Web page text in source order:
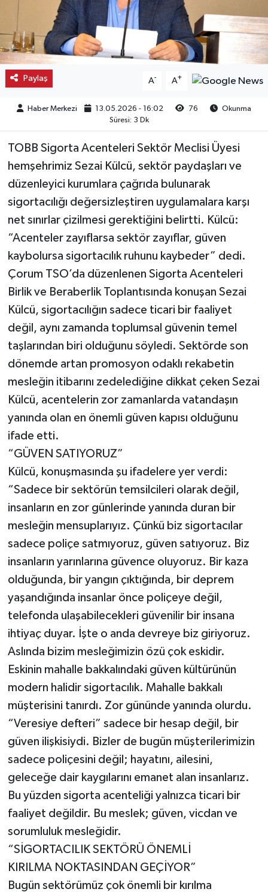
Paylaş A- A+
Haber Merkezi 13.05.2026 - 16:02 76
Okunma
Süresi: 3 Dk
TOBB Sigorta Acenteleri Sektör Meclisi Üyesi
hemşehrimiz Sezai Külcü, sektör paydaşları ve
düzenleyici kurumlara çağrıda bulunarak
sigortacılığı değersizleştiren uygulamalara karşı
net sınırlar çizilmesi gerektiğini belirtti. Külcü:
“Acenteler zayıflarsa sektör zayıflar, güven
kaybolursa sigortacılık ruhunu kaybeder” dedi.
Çorum TSO’da düzenlenen Sigorta Acenteleri
Birlik ve Beraberlik Toplantısında konuşan Sezai
Külcü, sigortacılığın sadece ticari bir faaliyet
değil, aynı zamanda toplumsal güvenin temel
taşlarından biri olduğunu söyledi. Sektörde son
dönemde artan promosyon odaklı rekabetin
mesleğin itibarını zedelediğine dikkat çeken Sezai
Külcü, acentelerin zor zamanlarda vatandaşın
yanında olan en önemli güven kapısı olduğunu
ifade etti.
“GÜVEN SATIYORUZ”
Külcü, konuşmasında şu ifadelere yer verdi:
“Sadece bir sektörün temsilcileri olarak değil,
insanların en zor günlerinde yanında duran bir
mesleğin mensuplarıyız. Çünkü biz sigortacılar
sadece poliçe satmıyoruz, güven satıyoruz. Biz
insanların yarınlarına güvence oluyoruz. Bir kaza
olduğunda, bir yangın çıktığında, bir deprem
yaşandığında insanlar önce poliçeye değil,
telefonda ulaşabilecekleri güvenilir bir insana
ihtiyaç duyar. İşte o anda devreye biz giriyoruz.
Aslında bizim mesleğimizin özü çok eskidir.
Eskinin mahalle bakkalındaki güven kültürünün
modern halidir sigortacılık. Mahalle bakkalı
müşterisini tanırdı. Zor gününde yanında olurdu.
“Veresiye defteri” sadece bir hesap değil, bir
güven ilişkisiydi. Bizler de bugün müşterilerimizin
sadece poliçesini değil; hayatını, ailesini,
geleceğe dair kaygılarını emanet alan insanlarız.
Bu yüzden sigorta acenteliği yalnızca ticari bir
faaliyet değildir. Bu meslek; güven, vicdan ve
sorumluluk mesleğidir.
“SİGORTACILIK SEKTÖRÜ ÖNEMLİ
KIRILMA NOKTASINDAN GEÇİYOR”
Bugün sektörümüz çok önemli bir kırılma
Kargı
Laçin
Mecitözü
Oğuzlar
Ortaköy
Osmancık
Sungurlu
Uğurludağ